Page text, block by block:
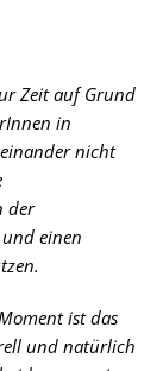
Zeit auf Grund
in
nicht
der
einen
ist das
und natürlich